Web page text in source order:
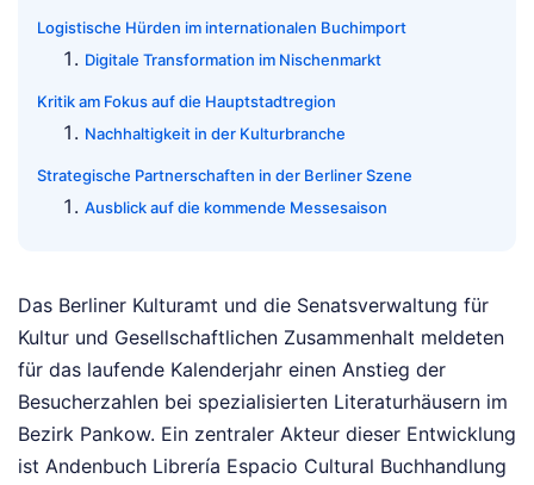
Logistische Hürden im internationalen Buchimport
Digitale Transformation im Nischenmarkt
Kritik am Fokus auf die Hauptstadtregion
Nachhaltigkeit in der Kulturbranche
Strategische Partnerschaften in der Berliner Szene
Ausblick auf die kommende Messesaison
Das Berliner Kulturamt und die Senatsverwaltung für
Kultur und Gesellschaftlichen Zusammenhalt meldeten
für das laufende Kalenderjahr einen Anstieg der
Besucherzahlen bei spezialisierten Literaturhäusern im
Bezirk Pankow. Ein zentraler Akteur dieser Entwicklung
ist Andenbuch Librería Espacio Cultural Buchhandlung